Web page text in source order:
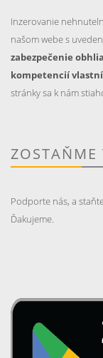
Inzerovanie
našom webe s
zabezpečenie
kompetencií
stránky sa k nám
ZOSTAŇME
Podporte nás, a
Ďakujeme.